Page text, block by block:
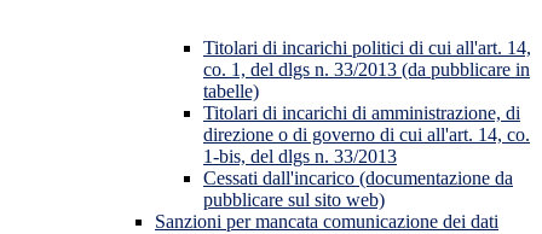
Titolari di incarichi politici di cui all'art. 14,
co. 1, del dlgs n. 33/2013 (da pubblicare in
tabelle)
Titolari di incarichi di amministrazione, di
direzione o di governo di cui all'art. 14, co.
1-bis, del dlgs n. 33/2013
Cessati dall'incarico (documentazione da
pubblicare sul sito web)
Sanzioni per mancata comunicazione dei dati